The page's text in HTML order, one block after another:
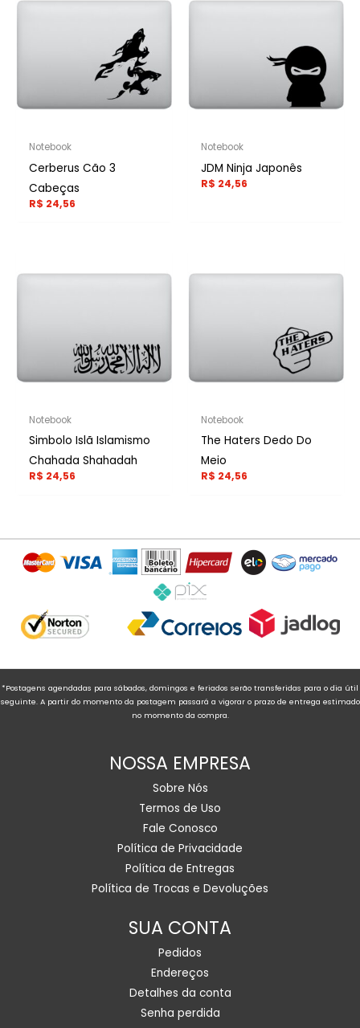
Notebook
Cerberus Cão 3
Cabeças
R$ 24,56
Notebook
JDM Ninja Japonês
R$ 24,56
Notebook
Simbolo Islã Islamismo
Chahada Shahadah
R$ 24,56
Notebook
The Haters Dedo Do
Meio
R$ 24,56
*Postagens agendadas para sábados, domingos e feriados serão transferidas para o dia útil
seguinte. A partir do momento da postagem passará a vigorar o prazo de entrega estimado
no momento da compra.
NOSSA EMPRESA
Sobre Nós
Termos de Uso
Fale Conosco
Política de Privacidade
Política de Entregas
Política de Trocas e Devoluções
SUA CONTA
Pedidos
Endereços
Detalhes da conta
Senha perdida